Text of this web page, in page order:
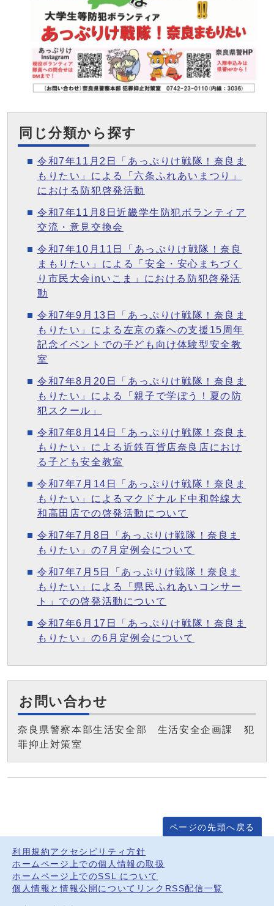
同じ分類から探す
令和7年11月2日「あっぷりけ戦隊！奈良ま
もりたい」による「六条ふれあいまつり」
における防犯啓発活動
令和7年11月8日近畿学生防犯ボランティア
交流・意見交換会
令和7年10月11日「あっぷりけ戦隊！奈良
まもりたい」による「安全・安心まちづく
り市民大会inいこま」における防犯啓発活
動
令和7年9月13日「あっぷりけ戦隊！奈良ま
もりたい」による左京の森への支援15周年
記念イベントでの子ども向け体験型安全教
室
令和7年8月20日「あっぷりけ戦隊！奈良ま
もりたい」による「親子で学ぼう！夏の防
犯スクール」
令和7年8月14日「あっぷりけ戦隊！奈良ま
もりたい」による近鉄百貨店奈良店におけ
る子ども安全教室
令和7年7月14日「あっぷりけ戦隊！奈良ま
もりたい」によるマクドナルド中和幹線大
和高田店での啓発活動について
令和7年7月8日「あっぷりけ戦隊！奈良ま
もりたい」の7月定例会について
令和7年7月5日「あっぷりけ戦隊！奈良ま
もりたい」による「県民ふれあいコンサー
ト」での啓発活動について
令和7年6月17日「あっぷりけ戦隊！奈良ま
もりたい」の6月定例会について
お問い合わせ
奈良県警察本部生活安全部 生活安全企画課 犯
罪抑止対策室
ページの先頭へ戻る
利用規約 アクセシビリティ方針
ホームページ上での個人情報の取扱
ホームページ上でのSSL について
個人情報と情報公開について リンク RSS配信一覧